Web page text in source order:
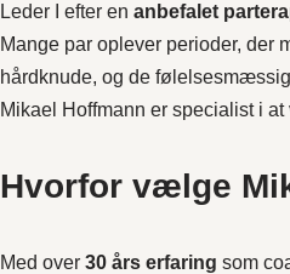
Leder I efter en anbefalet
Mange par oplever perioder, der
hårdknude, og de
Mikael Hoffmann er specialist i
Hvorfor vælge
Med over 30 års erfaring som